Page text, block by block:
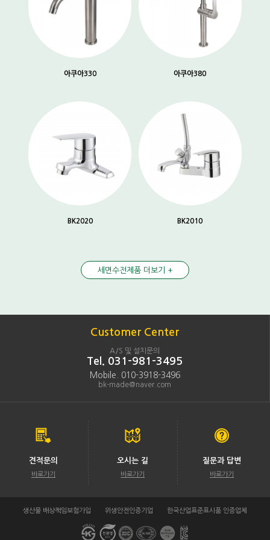
아쿠아330 아쿠아380
BK2020 BK2010
세면수전제품 더보기 +
Customer Center
A/S 및 설치문의
Tel. 031-981-3495
Mobile. 010-3918-3496
bk-made@naver.com
견적문의
바로가기
오시는 길
바로가기
질문과 답변
바로가기
생산물 배상책임보험가입 위생안전인증기업 한국산업표준표시품 인증업체